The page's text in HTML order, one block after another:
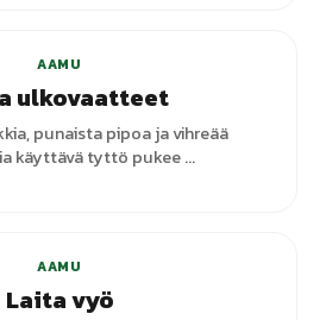
AAMU
ulkovaatteet
punaista pipoa ja vihreää
käyttävä tyttö pukee ...
AAMU
Laita vyö